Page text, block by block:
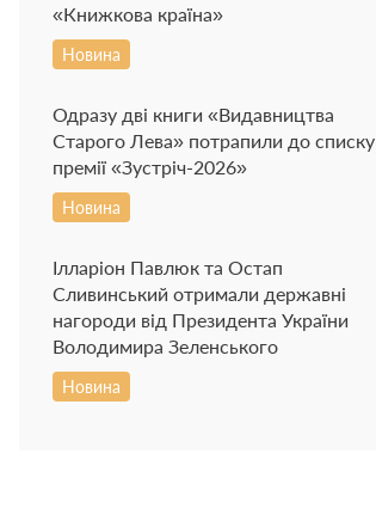
«Книжкова країна»
Новина
Одразу дві книги «Видавництва
Старого Лева» потрапили до списку
премії «Зустріч-2026»
Новина
Ілларіон Павлюк та Остап
Сливинський отримали державні
нагороди від Президента України
Володимира Зеленського
Новина